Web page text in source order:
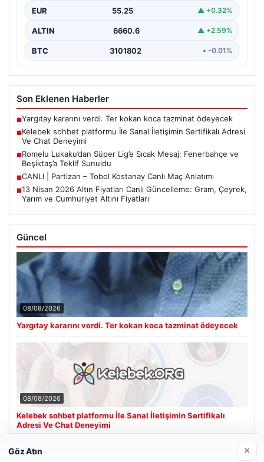
EUR 55.25 ▲ +0.32%
ALTIN 6660.6 ▲ +2.59%
BTC 3101802 • -0.01%
Son Eklenen Haberler
■Yargıtay kararını verdi. Ter kokan koca tazminat ödeyecek
■Kelebek sohbet platformu İle Sanal İletişimin Sertifikalı Adresi
Ve Chat Deneyimi
■Romelu Lukaku’dan Süper Lig’e Sıcak Mesaj: Fenerbahçe ve
Beşiktaş’a Teklif Sunuldu
■CANLI | Partizan – Tobol Kostanay Canlı Maç Anlatımı
■13 Nisan 2026 Altın Fiyatları Canlı Güncelleme: Gram, Çeyrek,
Yarım ve Cumhuriyet Altını Fiyatları
Güncel
08/08/2026
Yargıtay kararını verdi. Ter kokan koca tazminat ödeyecek
08/08/2026
Kelebek sohbet platformu İle Sanal İletişimin Sertifikalı
Adresi Ve Chat Deneyimi
Göz Atın ×